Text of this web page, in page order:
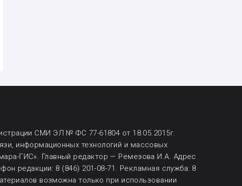
СМИ ЭЛ № ФС 77-61804 от 18.05.2015г.
информационных технологий и массовых
ГИС». Главный редактор — Ремезова И.А. Адрес
редакции: 8 (846) 201-08-71. Рекламная служба: 8
возможнатолько при использовании